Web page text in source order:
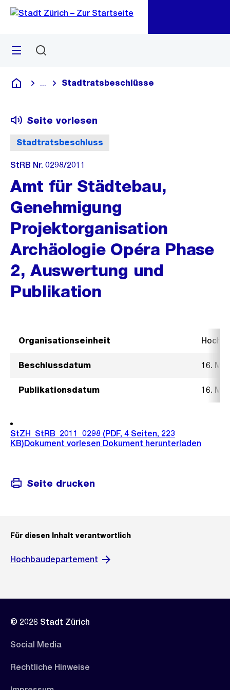
Navigation
Sprunglink
Menü
Deutsch
Blende alle Breadcrumbs ein
Stadtratsbeschlüsse
Stadtratsbeschluss
Seite vorlesen
StRB Nr. 0298/2011
Amt für Städtebau,
Genehmigung
Projektorganisation
Archäologie Opéra Phase
2, Auswertung und
Publikation
Organisationseinheit
Beschlussdatum 16.
Publikationsdatum 16.
StZH_StRB_2011_0298 (PDF, 4 Seiten, 223
KB)Dokument vorlesen Dokument herunterladen
Seite drucken
Für diesen Inhalt verantwortlich
Hochbaudepartement
© 2026 Stadt Zürich
Social Media
Rechtliche Hinweise